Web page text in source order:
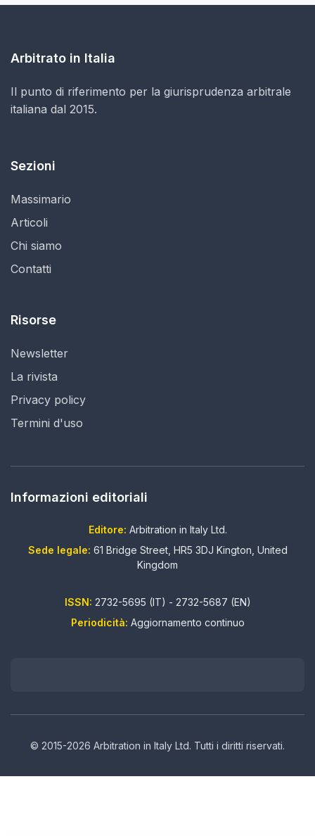
Arbitrato in Italia
Il punto di riferimento per la giurisprudenza arbitrale
italiana dal 2015.
Sezioni
Massimario
Articoli
Chi siamo
Contatti
Risorse
Newsletter
La rivista
Privacy policy
Termini d'uso
Informazioni editoriali
Editore: Arbitration in Italy Ltd.
Sede legale: 61 Bridge Street, HR5 3DJ Kington, United
Kingdom
ISSN: 2732-5695 (IT) - 2732-5687 (EN)
Periodicità: Aggiornamento continuo
© 2015-2026 Arbitration in Italy Ltd. Tutti i diritti riservati.